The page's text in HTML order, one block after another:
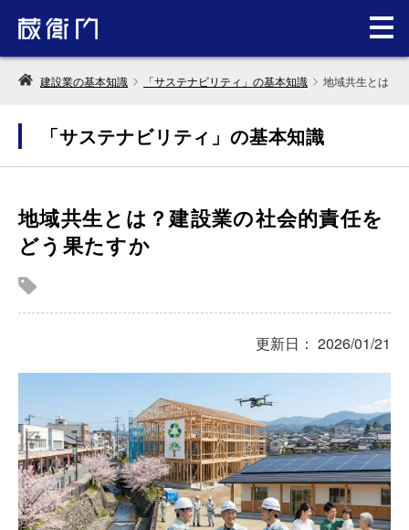
建設業の基本知識 「サステナビリティ」の基本知識 地域共生とは？
「サステナビリティ」の基本知識
地域共生とは？建設業の社会的責任を
どう果たすか
更新日： 2026/01/21